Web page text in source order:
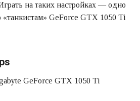
на таких настройках — одно
«танкистам» GeForce GTX 1050 Ti